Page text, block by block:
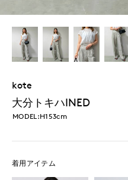
kote
大分トキハINED
MODEL:H153cm
着用アイテム